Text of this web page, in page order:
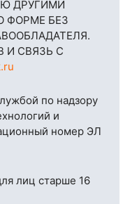
ДРУГИМИ
ФОРМЕ БЕЗ
И СВЯЗЬ С
по надзору
и
номер ЭЛ
лиц старше 16